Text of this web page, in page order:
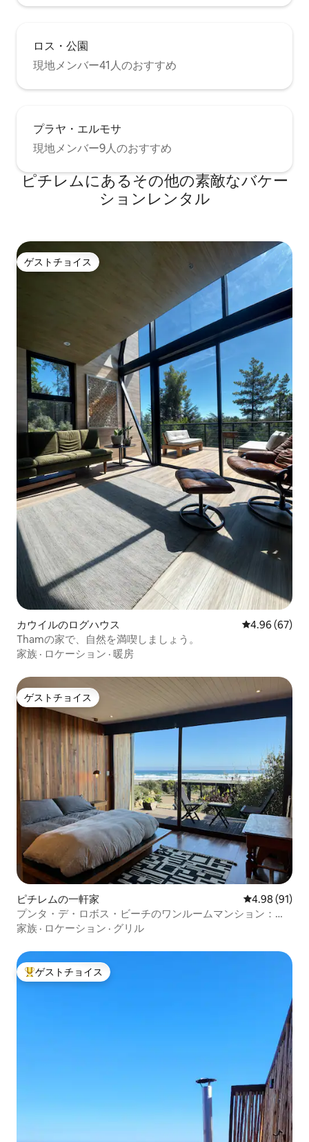
ロス・公園
現地メンバー41人のおすすめ
プラヤ・エルモサ
現地メンバー9人のおすすめ
ピチレムにあるその他の素敵なバケー
ションレンタル
ゲストチョイス
ゲストチョイス
カウイルのログハウス レビュー67
4.96 (67)
Thamの家で、自然を満喫しましょう。
家族 · ロケーション · 暖房
ゲストチョイス
ゲストチョイス
ピチレムの一軒家 レビュー91
4.98 (91)
プンタ・デ・ロボス・ビーチのワンルームマンション：海
に面した
家族 · ロケーション · グリル
大好評のゲストチョイスです。
ゲストチョイス